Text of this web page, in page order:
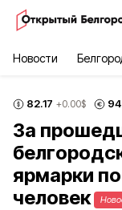
Новости
82.17 +0.00$
За
ярмарки
человек